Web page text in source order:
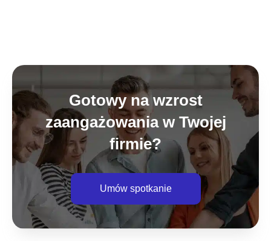
Gotowy na wzrost
zaangażowania w Twojej
firmie?
Umów spotkanie